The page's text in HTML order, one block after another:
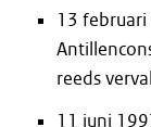
13
reeds
11 juni